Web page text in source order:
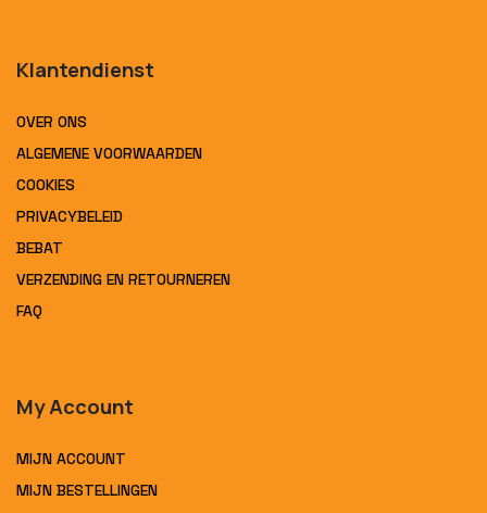
Klantendienst
OVER ONS
ALGEMENE VOORWAARDEN
COOKIES
PRIVACYBELEID
BEBAT
VERZENDING EN RETOURNEREN
FAQ
My Account
MIJN ACCOUNT
MIJN BESTELLINGEN